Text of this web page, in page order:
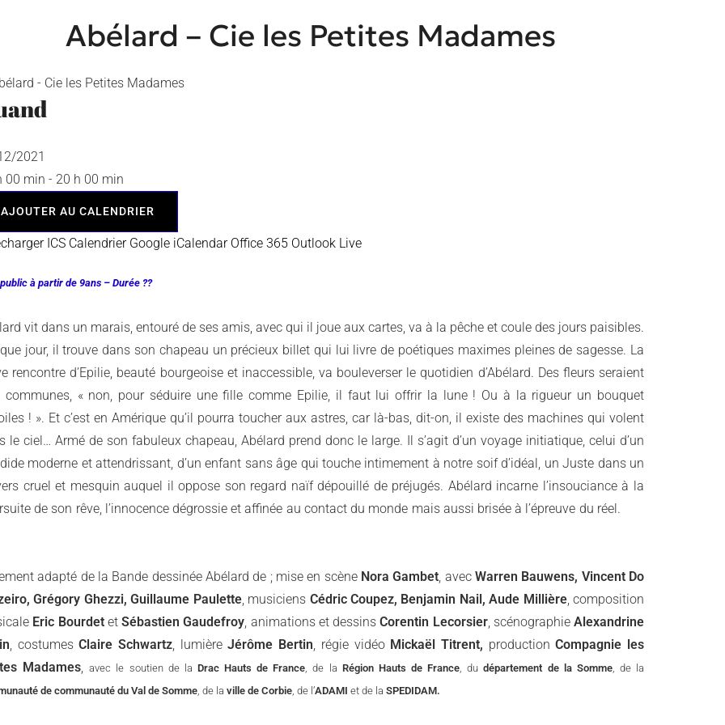
Abélard – Cie les Petites Madames
2021
00 min - 20 h 00 min
AJOUTER AU CALENDRIER
ICS Calendrier Google iCalendar Office 365 Outlook Live
à partir de 9ans – Durée ??
vit dans un marais, entouré de ses amis, avec qui il joue aux cartes, va à la pêche et coule des jours paisibles.
jour, il trouve dans son chapeau un précieux billet qui lui livre de poétiques maximes pleines de sagesse. La
rencontre d’Epilie, beauté bourgeoise et inaccessible, va bouleverser le quotidien d’Abélard. Des fleurs seraient
communes, « non, pour séduire une fille comme Epilie, il faut lui offrir la lune ! Ou à la rigueur un bouquet
! ». Et c’est en Amérique qu’il pourra toucher aux astres, car là-bas, dit-on, il existe des machines qui volent
le ciel… Armé de son fabuleux chapeau, Abélard prend donc le large. Il s’agit d’un voyage initiatique, celui d’un
moderne et attendrissant, d’un enfant sans âge qui touche intimement à notre soif d’idéal, un Juste dans un
cruel et mesquin auquel il oppose son regard naïf dépouillé de préjugés. Abélard incarne l’insouciance à la
de son rêve, l’innocence dégrossie et affinée au contact du monde mais aussi brisée à l’épreuve du réel.
adapté de la Bande dessinée Abélard de ; mise en scène Nora Gambet, avecWarren Bauwens, Vincent Do
Grégory Ghezzi, Guillaume Paulette, musiciens Cédric Coupez, Benjamin Nail, Aude Millière, composition
Eric Bourdetet Sébastien Gaudefroy, animations et dessinsCorentin Lecorsier, scénographie Alexandrine
, costumesClaire Schwartz, lumièreJérôme Bertin, régie vidéo Mickaël Titrent, productionCompagnie les
Madames,avec le soutien de la Drac Hauts de France, de la Région Hauts de France, dudépartement de la Somme, de la
de communauté du Val de Somme, de la ville de Corbie, de l’ADAMI et de la SPEDIDAM.